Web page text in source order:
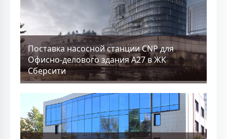
Поставка насосной станции CNP для
Офисно-делового здания А27 в ЖК
Сберсити